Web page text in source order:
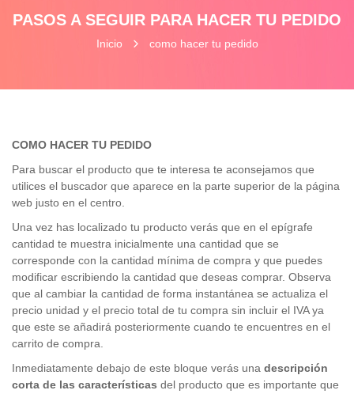
PASOS A SEGUIR PARA HACER TU PEDIDO
Inicio como hacer tu pedido
COMO HACER TU PEDIDO
Para buscar el producto que te interesa te aconsejamos que
utilices el buscador que aparece en la parte superior de la página
web justo en el centro.
Una vez has localizado tu producto verás que en el epígrafe
cantidad te muestra inicialmente una cantidad que se
corresponde con la cantidad mínima de compra y que puedes
modificar escribiendo la cantidad que deseas comprar. Observa
que al cambiar la cantidad de forma instantánea se actualiza el
precio unidad y el precio total de tu compra sin incluir el IVA ya
que este se añadirá posteriormente cuando te encuentres en el
carrito de compra.
Inmediatamente debajo de este bloque verás una descripción
corta de las características del producto que es importante que